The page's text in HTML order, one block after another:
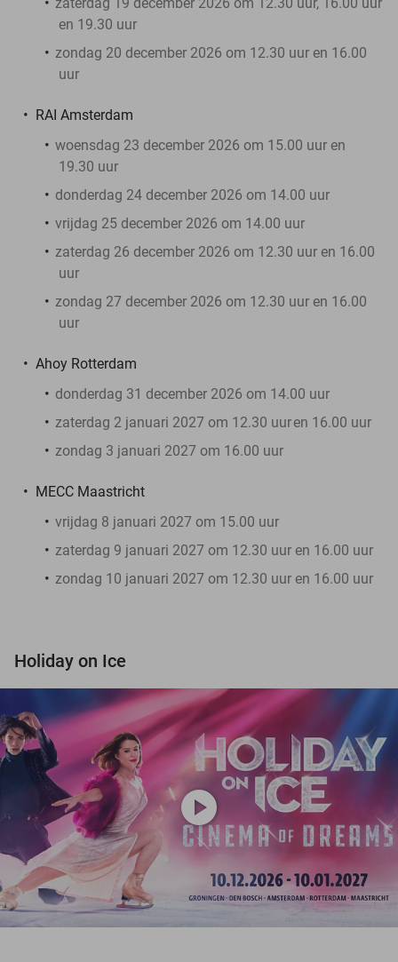
en 19.30 uur
zondag 20 december 2026 om 12.30 uur en 16.00
uur
RAI Amsterdam
woensdag 23 december 2026 om 15.00 uur en
19.30 uur
donderdag 24 december 2026 om 14.00 uur
vrijdag 25 december 2026 om 14.00 uur
zaterdag 26 december 2026 om 12.30 uur en 16.00
uur
zondag 27 december 2026 om 12.30 uur en 16.00
uur
Ahoy Rotterdam
donderdag 31 december 2026 om 14.00 uur
zaterdag 2 januari 2027 om 12.30 uuren 16.00 uur
zondag 3 januari 2027 om 16.00 uur
MECC Maastricht
vrijdag 8 januari 2027 om 15.00 uur
zaterdag 9 januari 2027 om 12.30 uur en 16.00 uur
zondag 10 januari 2027 om 12.30 uur en 16.00 uur
Holiday on Ice
play_circle